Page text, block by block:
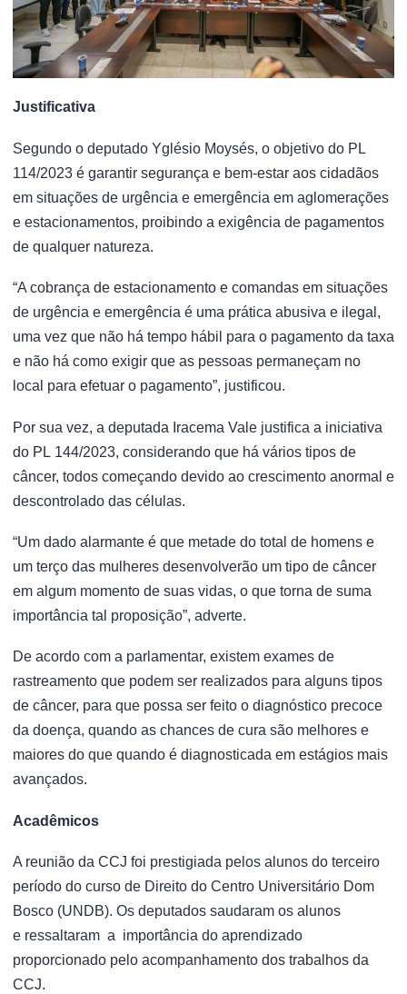
Justificativa
Segundo o deputado Yglésio Moysés, o objetivo do PL
114/2023 é garantir segurança e bem-estar aos cidadãos
em situações de urgência e emergência em aglomerações
e estacionamentos, proibindo a exigência de pagamentos
de qualquer natureza.
“A cobrança de estacionamento e comandas em situações
de urgência e emergência é uma prática abusiva e ilegal,
uma vez que não há tempo hábil para o pagamento da taxa
e não há como exigir que as pessoas permaneçam no
local para efetuar o pagamento”, justificou.
Por sua vez, a deputada Iracema Vale justifica a iniciativa
do PL 144/2023, considerando que há vários tipos de
câncer, todos começando devido ao crescimento anormal e
descontrolado das células.
“Um dado alarmante é que metade do total de homens e
um terço das mulheres desenvolverão um tipo de câncer
em algum momento de suas vidas, o que torna de suma
importância tal proposição”, adverte.
De acordo com a parlamentar, existem exames de
rastreamento que podem ser realizados para alguns tipos
de câncer, para que possa ser feito o diagnóstico precoce
da doença, quando as chances de cura são melhores e
maiores do que quando é diagnosticada em estágios mais
avançados.
Acadêmicos
A reunião da CCJ foi prestigiada pelos alunos do terceiro
período do curso de Direito do Centro Universitário Dom
Bosco (UNDB). Os deputados saudaram os alunos
e ressaltaram a importância do aprendizado
proporcionado pelo acompanhamento dos trabalhos da
CCJ.